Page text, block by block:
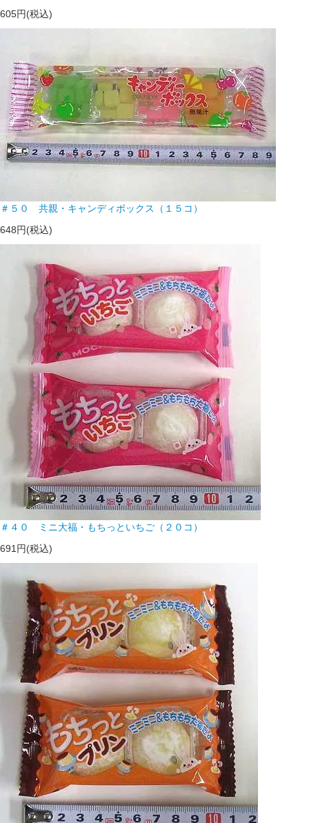
605円(税込)
＃５０ 共親・キャンディボックス（１５コ）
648円(税込)
＃４０ ミニ大福・もちっといちご（２０コ）
691円(税込)